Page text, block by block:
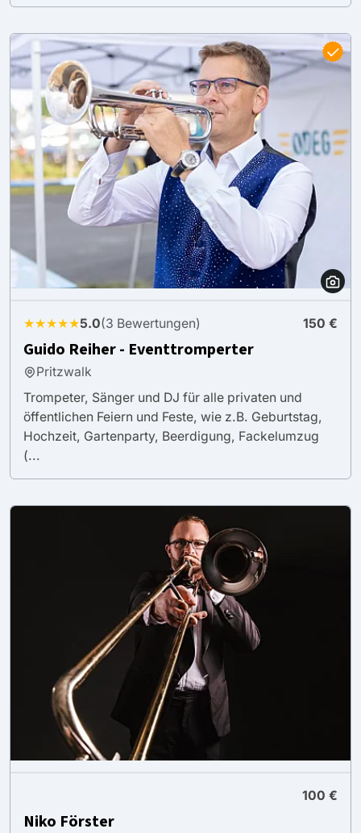
★★★★★5.0(3 Bewertungen) 150 €
Guido Reiher - Eventtromperter
Pritzwalk
Trompeter, Sänger und DJ für alle privaten und
öffentlichen Feiern und Feste, wie z.B. Geburtstag,
Hochzeit, Gartenparty, Beerdigung, Fackelumzug
(...
100 €
Niko Förster